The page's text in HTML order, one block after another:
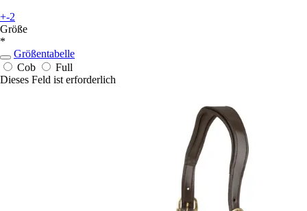
+-2
Größe
*
Größentabelle
Cob
Full
Dieses Feld ist erforderlich